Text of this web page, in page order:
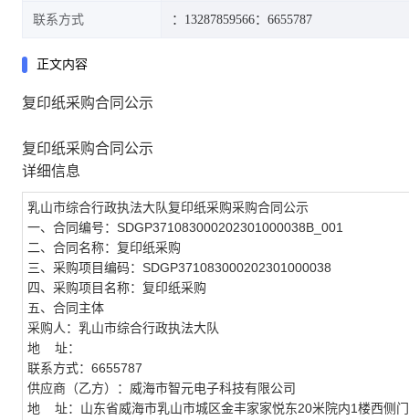
联系方式 ：13287859566：6655787
正文内容
复印纸采购合同公示
复印纸采购合同公示
详细信息
乳山市综合行政执法大队复印纸采购采购合同公示
一、合同编号：SDGP371083000202301000038B_001
二、合同名称：复印纸采购
三、采购项目编码：SDGP371083000202301000038
四、采购项目名称：复印纸采购
五、合同主体
采购人：乳山市综合行政执法大队
地 址：
联系方式：6655787
供应商（乙方）：威海市智元电子科技有限公司
地 址：山东省威海市乳山市城区金丰家家悦东20米院内1楼西侧